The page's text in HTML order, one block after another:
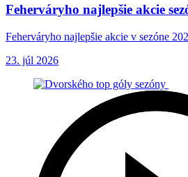
Feherváryho najlepšie akcie
Feherváryho najlepšie akcie v sezóne
23. júl 2026